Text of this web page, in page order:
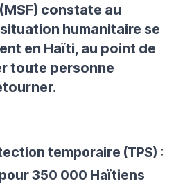
constate au
humanitaire se
en Haïti, au point de
toute personne
temporaire (TPS) :
350 000 Haïtiens